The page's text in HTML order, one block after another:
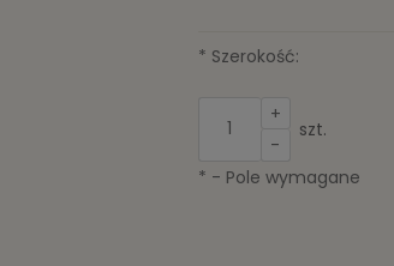
* Szerokość:
+
-
szt.
* - Pole wymagane